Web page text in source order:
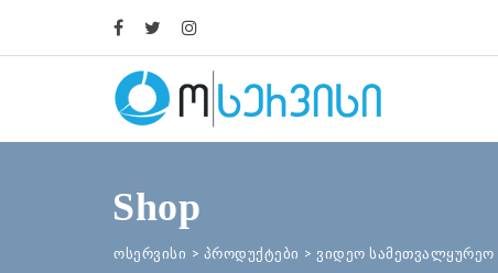
Shop
ოსერვისი > პროდუქტები > ვიდეო სამეთვალყურეო